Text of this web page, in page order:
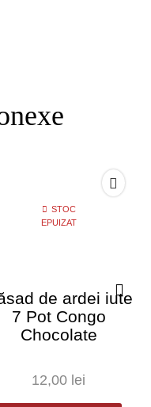
STOC
EPUIZAT
de ardei iute
7 Pot Congo
Chocolate
12,00 lei